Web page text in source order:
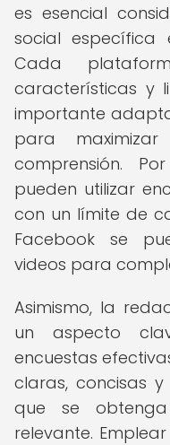
es esencial
social
Cada
características y
importante
para
comprensión.
pueden utilizar
con un límite de
Facebook se
videos para
Asimismo, la
un aspecto
encuestas
claras, concisas
que se
relevante.